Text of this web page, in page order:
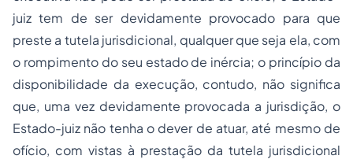
juiz tem de ser devidamente provocado para que
preste a tutela jurisdicional, qualquer que seja ela, com
o rompimento do seu estado de inércia; o princípio da
disponibilidade da execução, contudo, não significa
que, uma vez devidamente provocada a jurisdição, o
Estado-juiz não tenha o dever de atuar, até mesmo de
ofício, com vistas à prestação da tutela jurisdicional